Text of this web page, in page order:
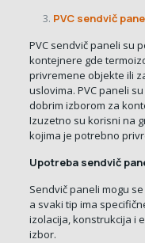
PVC sendvič
PVC sendvič paneli su
kontejnere gde
privremene objekte ili
uslovima. PVC paneli
dobrim izborom za
Izuzetno su korisni na
kojima je potrebno
Upotreba sendvič
Sendvič paneli mogu
a svaki tip ima
izolacija, konstrukcija i
izbor.